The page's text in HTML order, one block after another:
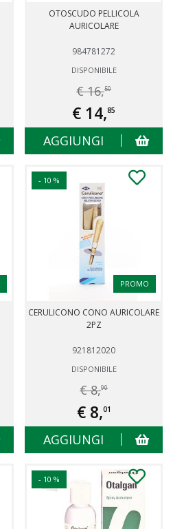
OTOSCUDO PELLICOLA
AURICOLARE
984781272
DISPONIBILE
€ 16,50
€ 14,85
AGGIUNGI
- 10 %
PROMO
CERULICONO CONO AURICOLARE
2PZ
921812020
DISPONIBILE
€ 8,90
€ 8,01
AGGIUNGI
- 10 %